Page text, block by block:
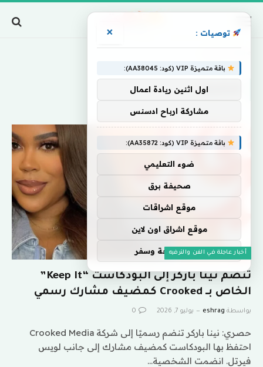
كمضيف
أخبار عاجلة في الفن والترفيه
تنضم نينا باركر إلى البودكاست “Keep It”
الخاص بـ Crooked كمضيف مشارك رسمي
بواسطة eshrag يوليو 7, 2026 0
حصري: نينا باركر تنضم رسميًا إلى شركة Crooked Media
احتفظ بها البودكاست كمضيف مشارك إلى جانب لويس
فيرتل. انضمت الشخصية…
توصيات : ×
باقة متميزة VIP (كود: AA38045):
اول اثنين ريادة اعمال
مشاركة ارباح ادسنس
باقة متميزة VIP (كود: AA35872):
ضوء التعليمي
صحيفة برق
موقع اشراقات
موقع اشراق اون لاين
اركان سياحة وسفر